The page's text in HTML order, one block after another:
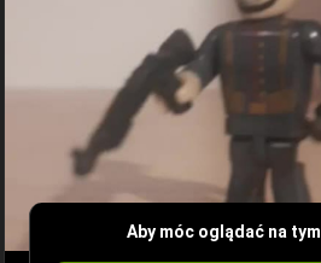
Aby móc oglądać na